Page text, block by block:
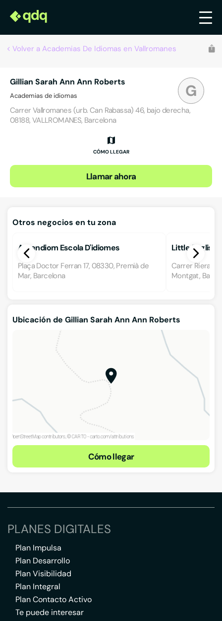
Volver a Academias De Idiomas en Vallromanes
G
Gillian Sarah Ann Ann Roberts
Academias de idiomas
Carrer Vallromanes (urb. Can Rabassa) 46, bajo derecha,
08188, VALLROMANES, Barcelona
CÓMO LLEGAR
Llamar ahora
Otros negocios en tu zona
Aprendiom Escola D'idiomes
Plaça Doctor Ferran 17, 08330, Premià de
Mar, Barcelona
Little English
Carrer Riera
Montgat,
Ubicación de Gillian Sarah Ann Ann Roberts
Cómo llegar
PLANES DIGITALES
Plan Impulsa
Plan Desarrollo
Plan Visibilidad
Plan Integral
Plan Contacto Activo
Te puede interesar